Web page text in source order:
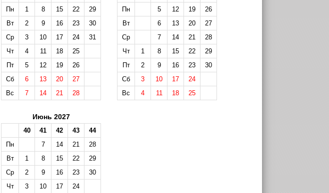
Пн
1 8 15 22
29
Вт
2 9 16 23
30
Ср
3 10 17 24
31
Чт
4 11 18
25
Пт
5 12 19
26
Сб
6 13 20
27
Вс
7 14 21 28
Пн
5 12 19
26
Вт
6 13 20
27
Ср
7 14 21
28
Чт
1 8 15 22
29
Пт
2 9 16 23
30
Сб
3 10 17
24
Вс
4 11 18 25
Июнь 2027
40 41 42 43
44
Пн
7 14 21
28
Вт
1 8 15 22
29
Ср
2 9 16 23
30
Чт
3 10 17 24